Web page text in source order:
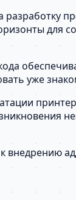
для
уже